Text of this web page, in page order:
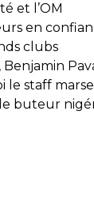
et l’OM
en
clubs
Benjamin
le staff
le buteur